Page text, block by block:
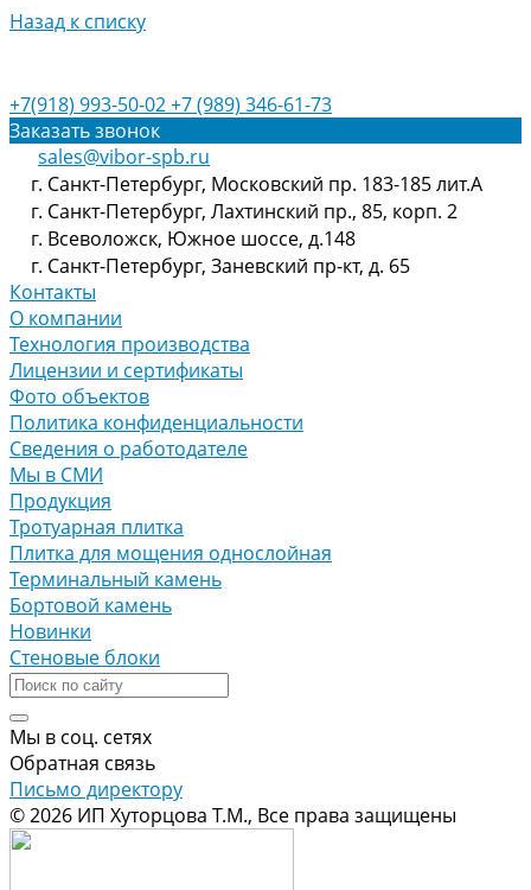
Назад к списку
+7(918) 993-50-02+7 (989) 346-61-73
Заказать звонок
sales@vibor-spb.ru
г. Санкт-Петербург, Московский пр. 183-185 лит.А
г. Санкт-Петербург, Лахтинский пр., 85, корп. 2
г. Всеволожск, Южное шоссе, д.148
г. Санкт-Петербург, Заневский пр-кт, д. 65
Контакты
О компании
Технология производства
Лицензии и сертификаты
Фото объектов
Политика конфиденциальности
Сведения о работодателе
Мы в СМИ
Продукция
Тротуарная плитка
Плитка для мощения однослойная
Терминальный камень
Бортовой камень
Новинки
Стеновые блоки
Мы в соц. сетях
Обратная связь
Письмо директору
© 2026 ИП Хуторцова Т.М., Все права защищены